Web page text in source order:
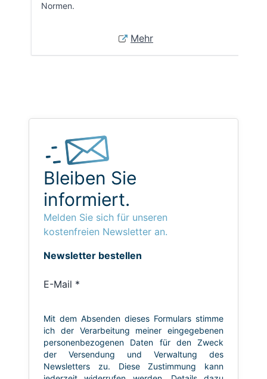
Normen.
Mehr
Bleiben Sie
informiert.
Melden Sie sich für unseren
kostenfreien Newsletter an.